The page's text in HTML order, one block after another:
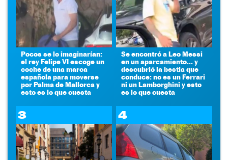
Pocos se lo imaginarían:
el rey Felipe VI escoge un
coche de una marca
española para moverse
por Palma de Mallorca y
esto es lo que cuesta
Se encontró a Leo Messi
en un aparcamiento... y
descubrió la bestia que
conduce: no es un Ferrari
ni un Lamborghini y esto
es lo que cuesta
3 4